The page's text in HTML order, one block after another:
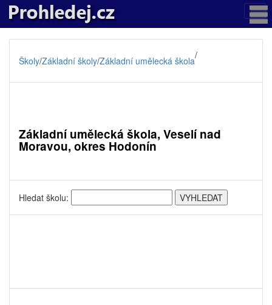
Školy/Základní školy/Základní umělecká škola/
Základní umělecká škola, Veselí nad
Moravou, okres Hodonín
Hledat školu: